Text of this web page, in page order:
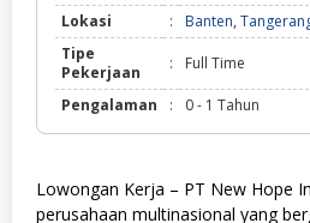
Lokasi
: Banten,
Tipe
Pekerjaan
: Full Time
Pengalaman : 0 - 1 Tahun
Lowongan Kerja – PT New Hope
perusahaan multinasional yang